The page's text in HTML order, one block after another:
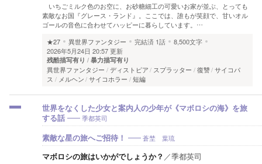
いちごミルク色のお空に、お砂糖細工の可愛いお家が並ぶ、とっても
素敵なお国『グレース・ランド』。ここでは、誰もが笑顔で、甘いオル
ゴールの音色に合わせてハッピーに暮らしています。…
★27
異世界ファンタジー 完結済 1話
8,500文字
2026年5月24日 20:57 更新
残酷描写有り 暴力描写有り
異世界ファンタジー ディストピア スプラッター 復讐 サイコパ
ス
メルヘン サイコホラー 短編
世界をなくした少女と案内人の少年が《マボロシの海》を旅
する話
季都英司
素敵な星の旅へご招待！ 蒼埜 葉琉
マボロシの旅はいかがでしょうか？ ／季都英司